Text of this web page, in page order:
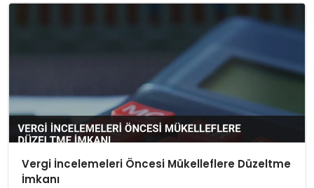
Vergi İncelemeleri Öncesi Mükelleflere Düzeltme
İmkanı